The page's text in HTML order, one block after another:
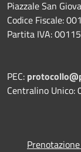
Piazzale San
Codice Fiscale:
Partita IVA:
PEC:
Centralino Unico: